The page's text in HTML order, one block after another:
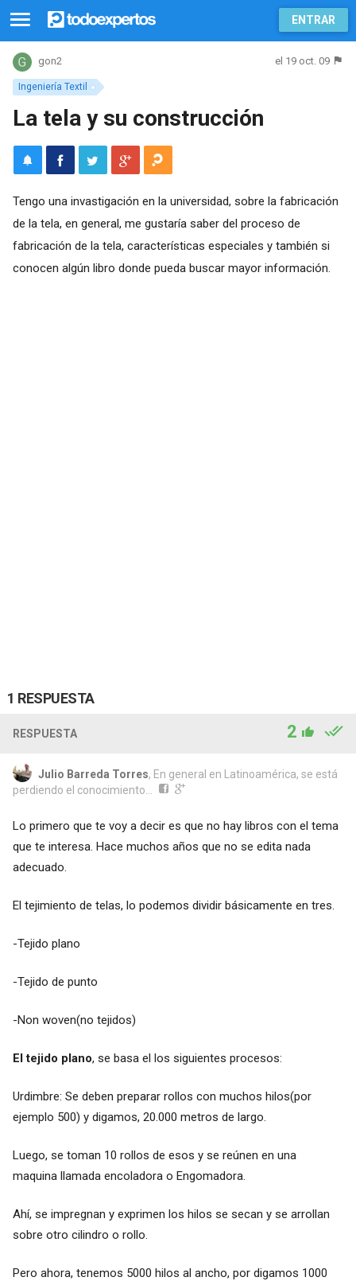
ENTRAR
Ingeniería Textil
gon2 el 19 oct. 09
La tela y su construcción
Tengo una invastigación en la universidad, sobre la fabricación
de la tela, en general, me gustaría saber del proceso de
fabricación de la tela, características especiales y también si
conocen algún libro donde pueda buscar mayor información.
1 RESPUESTA
RESPUESTA 2
Julio Barreda Torres, En general en Latinoamérica, se está
perdiendo el conocimiento...
Lo primero que te voy a decir es que no hay libros con el tema
que te interesa. Hace muchos años que no se edita nada
adecuado.
El tejimiento de telas, lo podemos dividir básicamente en tres.
-Tejido plano
-Tejido de punto
-Non woven(no tejidos)
El tejido plano, se basa el los siguientes procesos:
Urdimbre: Se deben preparar rollos con muchos hilos(por
ejemplo 500) y digamos, 20.000 metros de largo.
Luego, se toman 10 rollos de esos y se reúnen en una
maquina llamada encoladora o Engomadora.
Ahí, se impregnan y exprimen los hilos se secan y se arrollan
sobre otro cilindro o rollo.
Pero ahora, tenemos 5000 hilos al ancho, por digamos 1000